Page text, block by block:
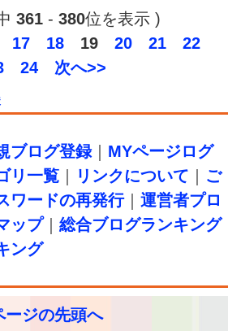
361- 380位を表示 )
17 18 19 20 21
22
24 次へ>>
ブログ登録｜ MYページログ
リ一覧 リンクについて
ご
ワードの再発行｜ 運営者プロ
ップ｜ 総合ブログランキング
ング
ージの先頭へ